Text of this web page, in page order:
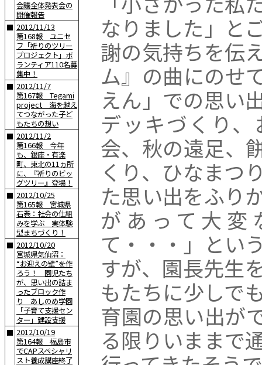
会議全体発表会の
開催報告
■ 2012/11/13
第168報 ユニセ
フ「祈りのツリー
プロジェクト」ボ
ランティア110名募
集中！
■ 2012/11/7
第167報 Tegami
project 海を越え
てつながった子ど
もたちの想い
■ 2012/11/2
第166報 今年
も、銀座・有楽
町、東北の11ヵ所
に、『祈りのビッ
グツリー』登場！
■ 2012/10/25
第165報 宮城県
石巻：社会の仕組
みを学ぶ 実体験
型まちづくり！
■ 2012/10/20
宮城県気仙沼：
“お迎えの壁”を作
ろう！ 園児たち
が、思い出の詰ま
ったブロック作
り あしのめ学園
「子育て支援セン
ター」建設支援
■ 2012/10/19
第164報 福島市
でCAPスペシャリ
スト養成講座終了
なりました」と
謝の気持ちを伝
ム』の曲にのせ
えん」での思い
デッキづくり
会、秋の遠足、
くり、ひなまつ
た思い出をふり
があって大変
て・・・」とい
すが、園長先生
もたちに少しで
育園の思い出が
る限りいままで